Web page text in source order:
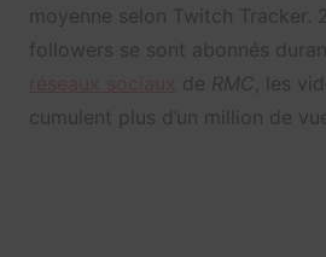
moyenne selon Twitch Tracker.
followers se sont abonnés
de RMC, les
cumulent plus d’un million de